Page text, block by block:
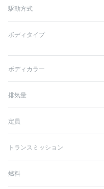
駆動方式
ボディタイプ
ボディカラー
排気量
定員
トランスミッション
燃料